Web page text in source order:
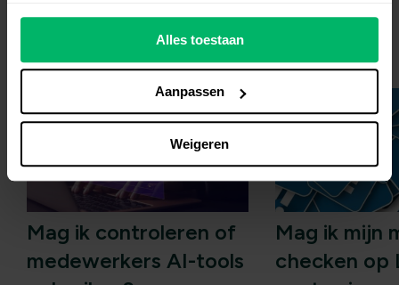
Alles toestaan
Aanpassen
Weigeren
Meer nieuws
Mag ik controleren of
medewerkers AI-tools
Mag ik mijn
checken op